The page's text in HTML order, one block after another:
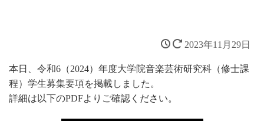
2023年11月29日
本日、令和6（2024）年度大学院音楽芸術研究科（修士課
程）学生募集要項を掲載しました。
詳細は以下のPDFよりご確認ください。